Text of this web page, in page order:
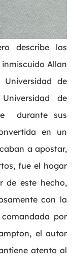
describe las
Allan
de
de
durante sus
en un
a apostar,
fue el hogar
de este hecho,
con la
por
el autor
atento al